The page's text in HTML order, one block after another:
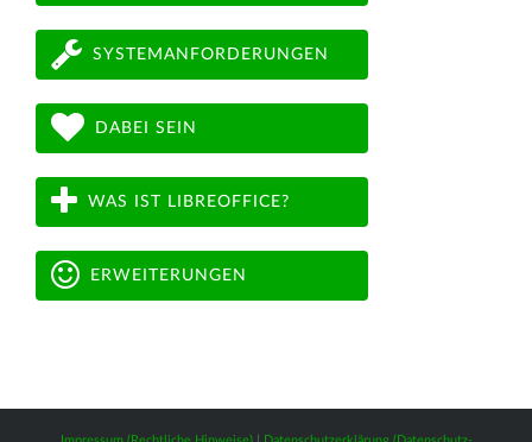
SYSTEMANFORDERUNGEN
DABEI SEIN
WAS IST LIBREOFFICE?
ERWEITERUNGEN